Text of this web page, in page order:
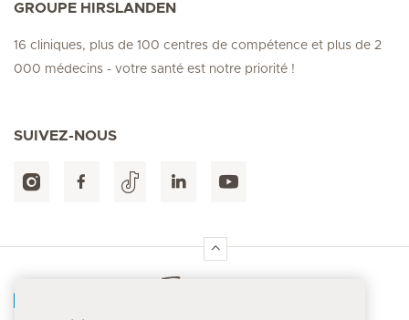
GROUPE HIRSLANDEN
16 cliniques, plus de 100 centres de compétence et plus de 2
000 médecins - votre santé est notre priorité !
SUIVEZ-NOUS